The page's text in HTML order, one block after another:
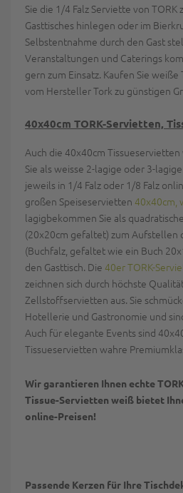
Sie die 1/4 Falz Serviette von TORK
Gasttisches hinlegen oder im
Selbstentnahme durch den Gast
Veranstaltungen und Caterings
gern zum Einsatz. Kaufen Sie
vom Hersteller Tork zu günstigen
40x40cm TORK-Servietten,
Auch die 40x40cm
Sie als weisse 2-lagige oder 3-
jeweils in 1/4 Falz oder 1/8 Falz
großen Speiseservietten 40x40cm,
lagigbekommen Sie als
(20x20cm gefaltet) zum Aufstellen
(Buchfalz, gefaltet wie ein Buch
den Gasttisch. Die 40er TORK-
zeichnen sich durch höchste
Zellstoffservietten aus. Sie
Hotellerie und Gastronomie und
Auch für elegante Events sind
Tissueservietten wahre
Wir garantieren Ihnen echte
Tissue-Servietten weiß bietet
online-Preisen!
Passende Kerzen für Ihre